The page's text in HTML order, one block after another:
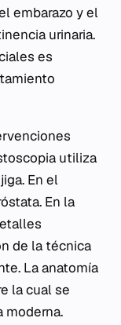
embarazo y el
urinaria.
es
utiliza
En el
En la
de la técnica
La anatomía
la cual se
moderna.